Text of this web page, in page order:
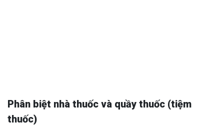
Phân biệt nhà thuốc và quầy thuốc (tiệm
thuốc)